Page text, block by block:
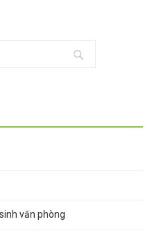
văn phòng